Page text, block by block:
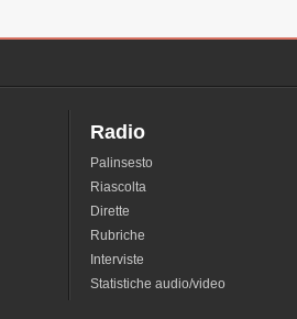
Radio
Palinsesto
Riascolta
Dirette
Rubriche
Interviste
Statistiche audio/video